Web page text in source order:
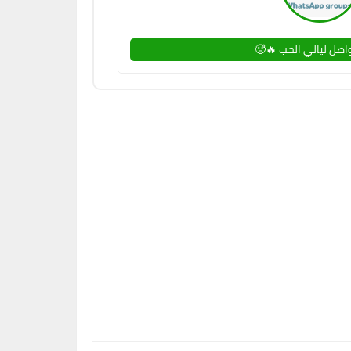
ليالي الحب 🔥🥵